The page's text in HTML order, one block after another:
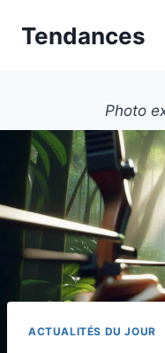
Tendances
Photo
ACTUALITÉS DU JOUR